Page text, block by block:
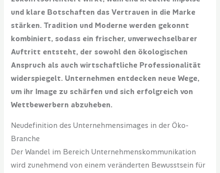
und klare Botschaften das Vertrauen in die Marke
stärken. Tradition und Moderne werden gekonnt
kombiniert, sodass ein frischer, unverwechselbarer
Auftritt entsteht, der sowohl den ökologischen
Anspruch als auch wirtschaftliche Professionalität
widerspiegelt. Unternehmen entdecken neue Wege,
um ihr Image zu schärfen und sich erfolgreich von
Wettbewerbern abzuheben.
Neudefinition des Unternehmensimages in der Öko-
Branche
Der Wandel im Bereich Unternehmenskommunikation
wird zunehmend von einem veränderten Bewusstsein für